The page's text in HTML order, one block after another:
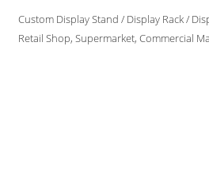
Custom Display Stand / Display Rack /
Retail Shop, Supermarket, Commercial